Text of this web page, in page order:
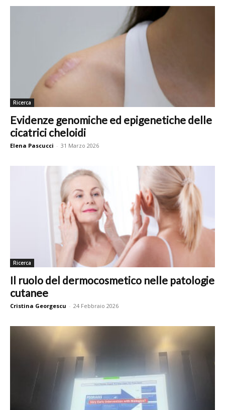
Ricerca
Evidenze genomiche ed epigenetiche delle
cicatrici cheloidi
Elena Pascucci - 31 Marzo 2026
Ricerca
Il ruolo del dermocosmetico nelle patologie
cutanee
Cristina Georgescu - 24 Febbraio 2026